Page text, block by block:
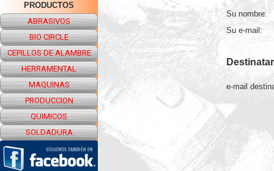
PRODUCTOS
ABRASIVOS
BIO CIRCLE
CEPILLOS DE ALAMBRE
HERRAMENTAL
MAQUINAS
PRODUCCION
QUIMICOS
SOLDADURA
e-mail
Su nombre:
Su e-mail: